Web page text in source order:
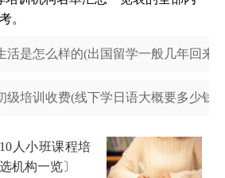
。
活是怎么样的(出国留学一般几年回来)
级培训收费(线下学日语大概要多少钱)
人小班课程培
机构一览〕